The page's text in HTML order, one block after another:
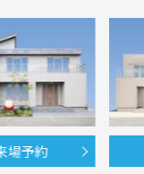
場予約